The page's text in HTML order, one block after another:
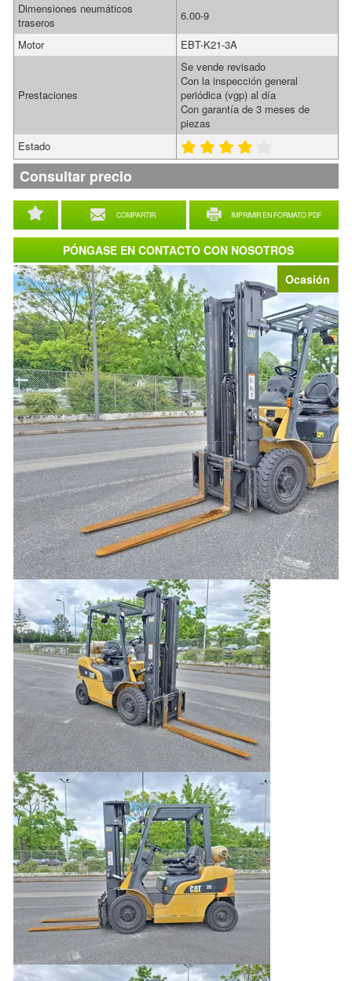
Ocasión
COMPARTIR IMPRIMIR EN FORMATO PDF
Dimensiones neumáticos
traseros
6.00-9
Motor
EBT-K21-3A
Prestaciones
Se vende revisado
Con la inspección general
periódica (vgp) al día
Con garantía de 3 meses de
piezas
Estado
Consultar precio
PÓNGASE EN CONTACTO CON NOSOTROS